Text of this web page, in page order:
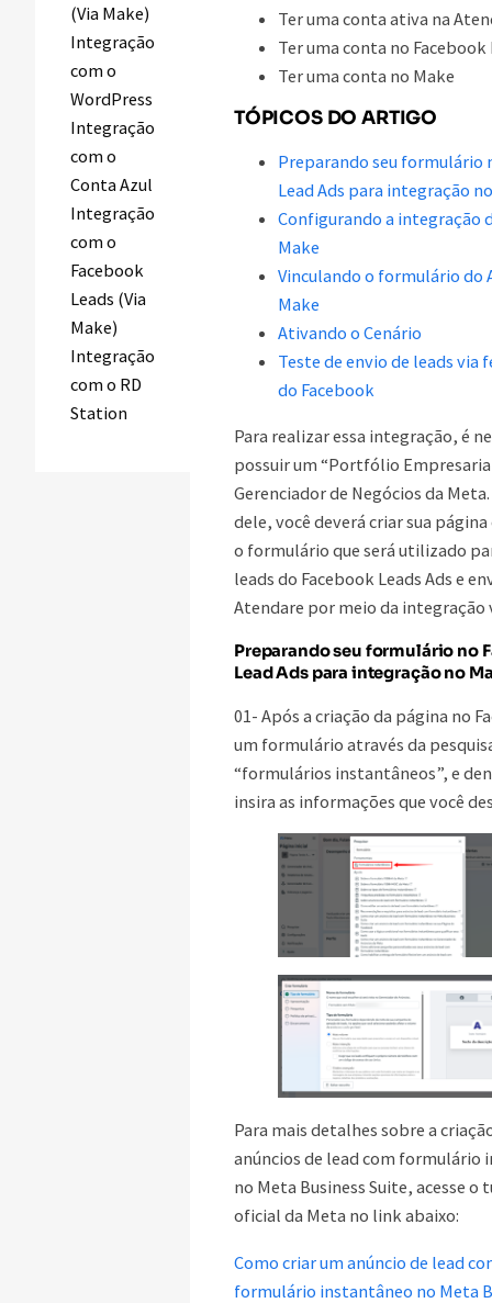
(Via Make)
Integração
com o
WordPress
Integração
com o
Conta Azul
Integração
com o
Facebook
Leads (Via
Make)
Integração
com o RD
Station
Ter uma conta ativa na
Ter uma conta no Facebook
Ter uma conta no Make
TÓPICOS DO ARTIGO
Preparando seu formulário
Lead Ads para integração
Configurando a integração
Make
Vinculando o formulário do
Make
Ativando o Cenário
Teste de envio de leads via
do Facebook
Para realizar essa integração, é
possuir um “Portfólio
Gerenciador de Negócios da
dele, você deverá criar sua
o formulário que será utilizado
leads do Facebook Leads Ads e
Atendare por meio da integração
Preparando seu formulário no
Lead Ads para integração no
01- Após a criação da página no
um formulário através da
“formulários instantâneos”, e
insira as informações que você
Para mais detalhes sobre a
anúncios de lead com formulário
no Meta Business Suite, acesse o
oficial da Meta no link abaixo:
Como criar um anúncio de lead
formulário instantâneo no Meta